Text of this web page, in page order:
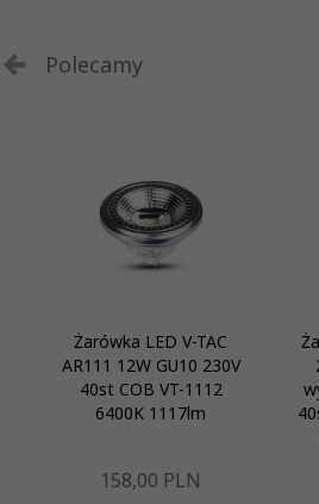
Polecamy
Żarówka LED V-TAC
AR111 12W GU10 230V
40st COB VT-1112
6400K 1117lm
158,00 PLN